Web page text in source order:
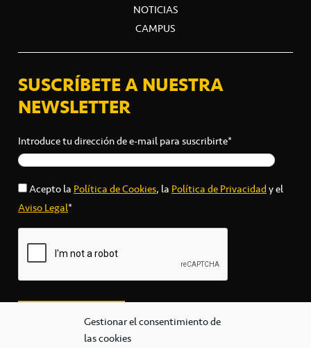
Gestionar el consentimiento de
las cookies
NOTICIAS
CAMPUS
SUSCRÍBETE A NUESTRA
NEWSLETTER
Introduce tu dirección de e-mail para suscribirte*
Acepto laPolítica de Cookies, laPolítica de Privacidady el
Aviso Legal*